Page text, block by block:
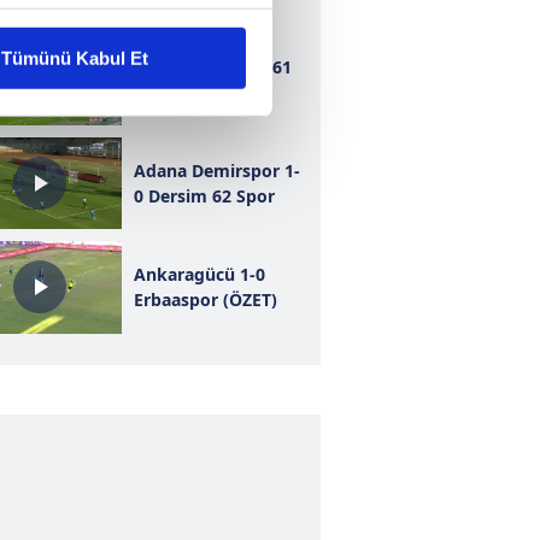
karşılamak
kullanılmaktadır. Bu
sunulması
ve sizlere yönelik
detaylı bilgi için Ayarlar
Tümünü Kabul EtBursaspor 1-1 1461
Trabzon
Adana Demirspor 1-
0 Dersim 62 Spor
Ankaragücü 1-0
Erbaaspor (ÖZET)